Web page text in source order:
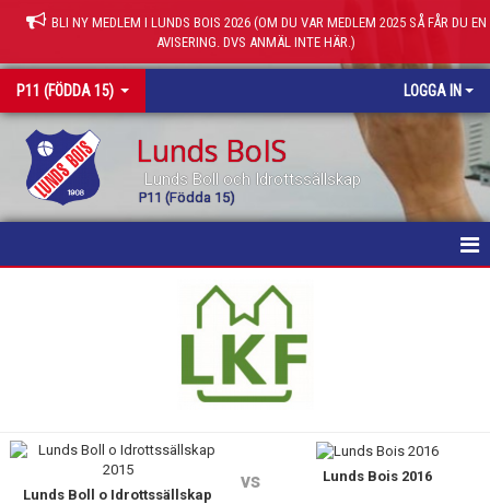
BLI NY MEDLEM I LUNDS BOIS 2026 (OM DU VAR MEDLEM 2025 SÅ FÅR DU EN
AVISERING. DVS ANMÄL INTE HÄR.)
P11 (FÖDDA 15) LOGGA IN
Lunds BoIS
Lunds Boll och Idrottssällskap
P11 (Födda 15)
Lunds Boll o Idrottssällskap
vs Lunds Bois 2016